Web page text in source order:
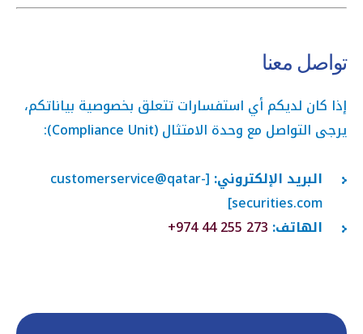
تواصل معنا
إذا كان لديكم أي استفسارات تتعلق بخصوصية بياناتكم،
يرجى التواصل مع وحدة الامتثال (Compliance Unit):
البريد الإلكتروني: [customerservice@qatar-
securities.com]
الهاتف: +974 44 255 273